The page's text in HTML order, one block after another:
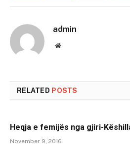
admin
Website
RELATED POSTS
Heqja e femijës nga gjiri-
November 9, 2016